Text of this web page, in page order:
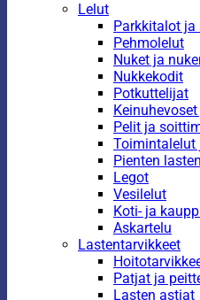
Lelut
Parkkitalot ja
Pehmolelut
Nuket ja
Nukkekodit
Potkuttelijat
Pelit ja
Toimintalelut
Pienten
Legot
Vesilelut
Koti- ja
Askartelu
Lastentarvikkeet
Patjat ja
Lasten astiat